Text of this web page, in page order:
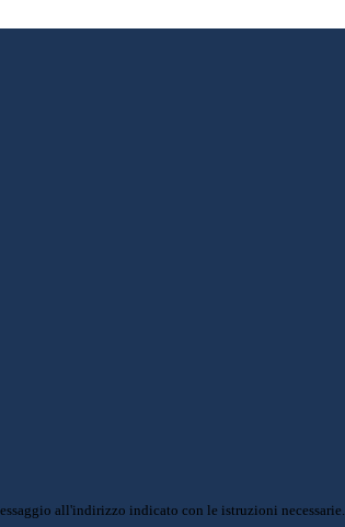
all'indirizzo indicato con le istruzioni necessarie.